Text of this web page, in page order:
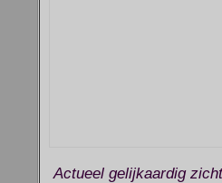
Actueel gelijkaardig